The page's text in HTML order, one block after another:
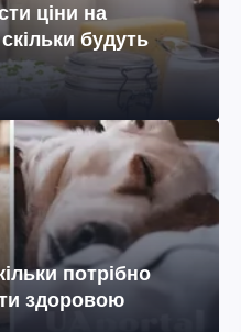
ціни на
будуть
потрібно
здоровою